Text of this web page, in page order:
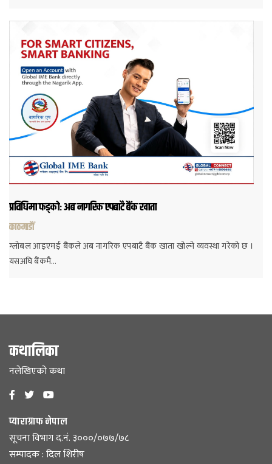
प्रविधिमा फड्कोः अब नागरिक एपबाटै बैंक खाता
काठमाडौं
ग्लोबल आइएमई बैंकले अब नागरिक एपबाटै बैंक खाता खोल्ने व्यवस्था गरेको छ ।
यसअघि बैंकमै…
कथालिका
नलेखिएको कथा
प्याराग्राफ नेपाल
सूचना विभाग द.नं. ३०००/०७७/७८
सम्पादक : दिल शिरीष